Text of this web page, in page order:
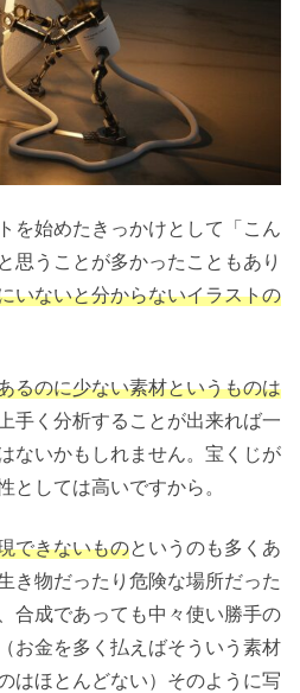
を始めたきっかけとして「こん
思うことが多かったこともあり
いないと分からないイラストの
るのに少ない素材というものは
手く分析することが出来れば一
ないかもしれません。宝くじが
としては高いですから。
できないものというのも多くあ
き物だったり危険な場所だった
合成であっても中々使い勝手の
お金を多く払えばそういう素材
はほとんどない）そのように写